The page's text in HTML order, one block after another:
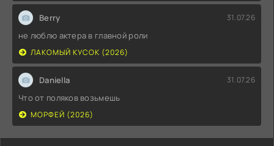
Berry 31.07.26
не люблю актера в главной роли
ЛАКОМЫЙ КУСОК (2026)
Daniella 31.07.26
Что от поляков возьмешь
МОРФЕЙ (2026)